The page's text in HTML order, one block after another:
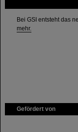
Bei GSI entsteht das
mehr.
Gefördert von